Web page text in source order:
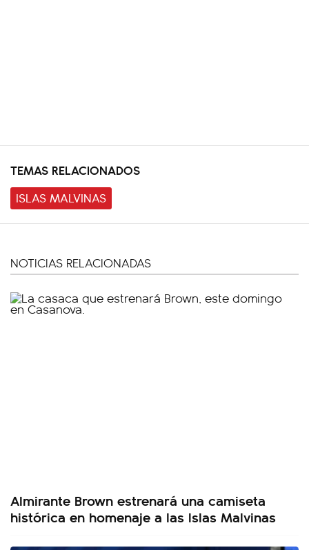
TEMAS RELACIONADOS
ISLAS MALVINAS
NOTICIAS RELACIONADAS
Almirante Brown estrenará una camiseta
histórica en homenaje a las Islas Malvinas